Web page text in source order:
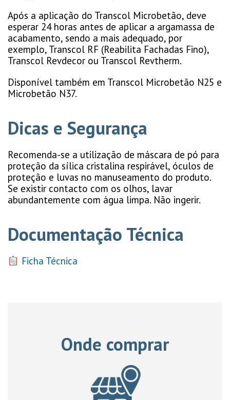
Após a aplicação do Transcol Microbetão, deve
esperar 24 horas antes de aplicar a argamassa de
acabamento, sendo a mais adequado, por
exemplo, Transcol RF (Reabilita Fachadas Fino),
Transcol Revdecor ou Transcol Revtherm.
Disponível também em Transcol Microbetão N25 e
Microbetão N37.
Dicas e Segurança
Recomenda-se a utilização de máscara de pó para
proteção da sílica cristalina respirável, óculos de
proteção e luvas no manuseamento do produto.
Se existir contacto com os olhos, lavar
abundantemente com água limpa. Não ingerir.
Documentação Técnica
Ficha Técnica
Onde comprar